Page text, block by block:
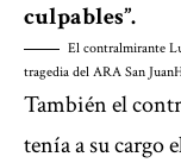
culpables”.
El contralmirante
tragedia del ARA San Juan
También el
tenía a su cargo